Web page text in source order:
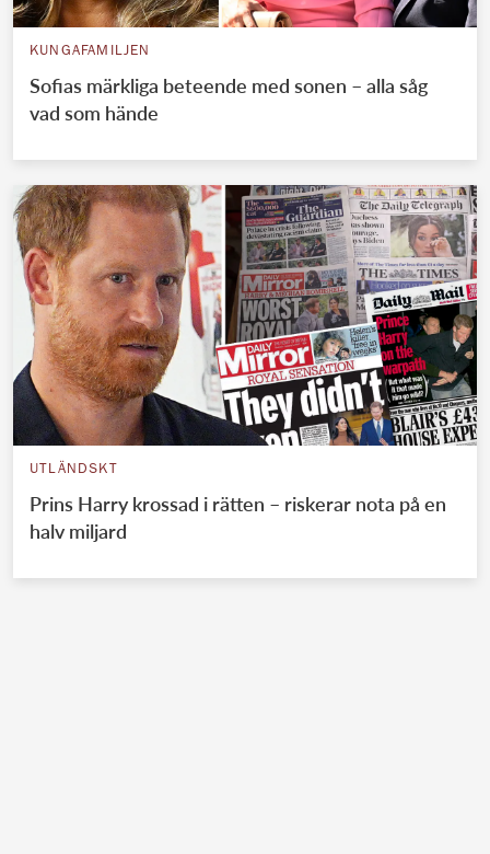
KUNGAFAMILJEN
Sofias märkliga beteende med sonen – alla såg
vad som hände
UTLÄNDSKT
Prins Harry krossad i rätten – riskerar nota på en
halv miljard